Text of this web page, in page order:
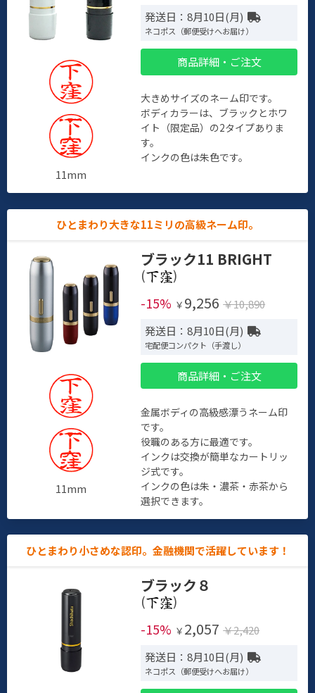
11mm
発送日：8月10日(月)
ネコポス（郵便受けへお届け）
商品詳細・ご注文
大きめサイズのネーム印です。
ボディカラーは、ブラックとホワ
イト（限定品）の2タイプありま
す。
インクの色は朱色です。
ひとまわり大きな11ミリの高級ネーム印。
11mm
ブラック11 BRIGHT
(
)
-15% ￥ 9,256 ￥10,890
発送日：8月10日(月)
宅配便コンパクト（手渡し）
商品詳細・ご注文
金属ボディの高級感漂うネーム印
です。
役職のある方に最適です。
インクは交換が簡単なカートリッ
ジ式です。
インクの色は朱・濃茶・赤茶から
選択できます。
ひとまわり小さめな認印。金融機関で活躍しています！
ブラック８
(
)
-15% ￥ 2,057 ￥2,420
発送日：8月10日(月)
ネコポス（郵便受けへお届け）